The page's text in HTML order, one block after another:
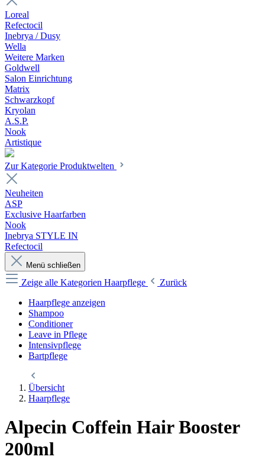
Loreal
Refectocil
Inebrya / Dusy
Wella
Weitere Marken
Goldwell
Salon Einrichtung
Matrix
Schwarzkopf
Kryolan
A.S.P.
Nook
Artistique
Zur Kategorie Produktwelten
Neuheiten
ASP
Exclusive Haarfarben
Nook
Inebrya STYLE IN
Refectocil
Menü schließen
Zeige alle Kategorien Haarpflege
Zurück
Haarpflege anzeigen
Shampoo
Conditioner
Leave in Pflege
Intensivpflege
Bartpflege
Übersicht
Haarpflege
Alpecin Coffein Hair Booster
200ml